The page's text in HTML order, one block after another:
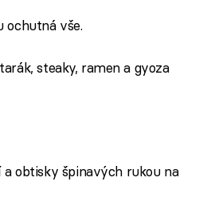
ochutná vše.
steaky, ramen a gyoza
obtisky špinavých rukou na